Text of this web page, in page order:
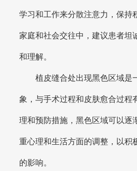
学习和工作来分散注意力，保持
家庭和社会交往中，建议患者坦
和理解。
植皮缝合处出现黑色区域是
象，与手术过程和皮肤愈合过程
理和预防措施，黑色区域可以逐
重心理和生活方面的调整，以积
的影响。